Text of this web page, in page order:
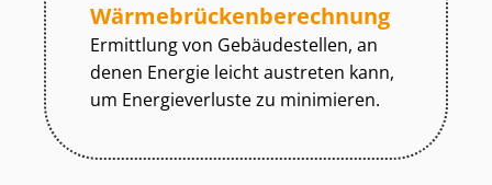
Wär­me­brü­cken­be­rech­nung
Ermittlung von Gebäudestellen, an
denen Energie leicht austreten kann,
um Energieverluste zu minimieren.